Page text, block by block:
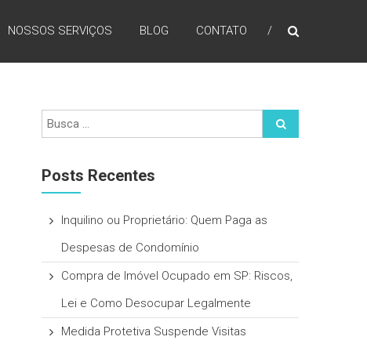
NOSSOS SERVIÇOS BLOG CONTATO
Posts Recentes
Inquilino ou Proprietário: Quem Paga as
Despesas de Condomínio
Compra de Imóvel Ocupado em SP: Riscos,
Lei e Como Desocupar Legalmente
Medida Protetiva Suspende Visitas